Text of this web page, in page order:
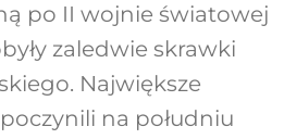
po II wojnie światowej
zaledwie skrawki
Największe
na południu